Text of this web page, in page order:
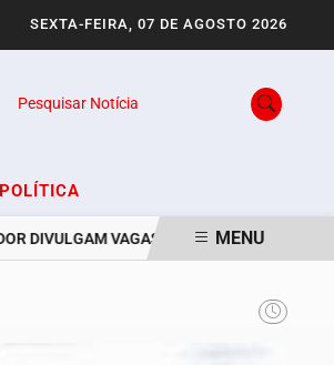
SEXTA-FEIRA, 07 DE AGOSTO 2026
Pesquisar Notícia
POLÍTICA
VAGAS DE EMPREGO PARA O
MENU